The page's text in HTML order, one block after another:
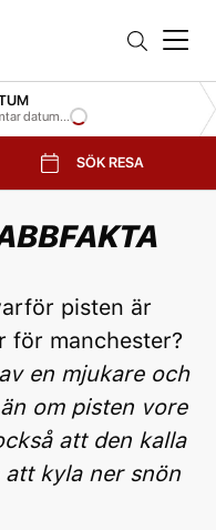
datum...
SÖK RESA
pisten är
för manchester?
en mjukare och
om pisten vore
att den kalla
kyla ner snön